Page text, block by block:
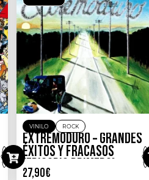
VINILO ROCK
EXTREMODURO – GRANDES
ÉXITOS Y FRACASOS
(EPISODIO PRIMERO)
27,90€